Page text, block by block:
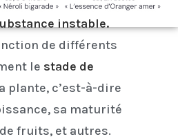
instable.
de différents
le stade de
plante, c’est-à-dire
sa maturité
fruits, et autres.